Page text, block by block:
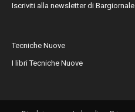
Iscriviti alla newsletter di Bargiornale
Tecniche Nuove
I libri Tecniche Nuove